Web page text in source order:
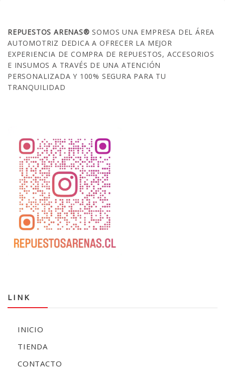
REPUESTOS ARENAS®SOMOS UNA EMPRESA DEL ÁREA
AUTOMOTRIZ DEDICA A OFRECER LA MEJOR
EXPERIENCIA DE COMPRA DE REPUESTOS, ACCESORIOS
E INSUMOS A TRAVÉS DE UNA ATENCIÓN
PERSONALIZADA Y 100% SEGURA PARA TU
TRANQUILIDAD
LINK
INICIO
TIENDA
CONTACTO